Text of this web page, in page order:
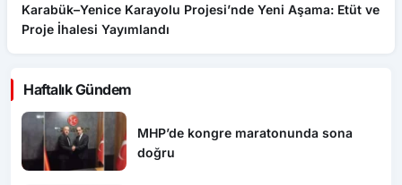
Karabük–Yenice Karayolu Projesi’nde Yeni Aşama: Etüt ve
Proje İhalesi Yayımlandı
Haftalık Gündem
MHP’de kongre maratonunda sona
doğru